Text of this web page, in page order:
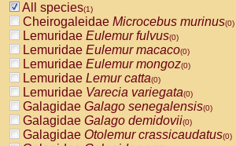
All species(1)
Cheirogaleidae Microcebus murinus(0)
Lemuridae Eulemur fulvus(0)
Lemuridae Eulemur macaco(0)
Lemuridae Eulemur mongoz(0)
Lemuridae Lemur catta(0)
Lemuridae Varecia variegata(0)
Galagidae Galago senegalensis(0)
Galagidae Galago demidovii(0)
Galagidae Otolemur crassicaudatus(0)